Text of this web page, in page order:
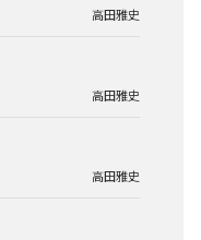
高田雅史
高田雅史
高田雅史